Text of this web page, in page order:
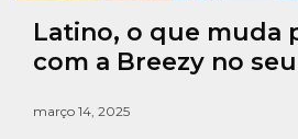
Latino, o que muda
com a Breezy no
março 14, 2025